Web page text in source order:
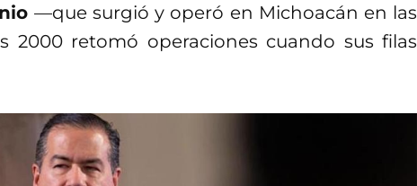
—que surgió y operó en Michoacán en las
2000 retomó operaciones cuando sus filas